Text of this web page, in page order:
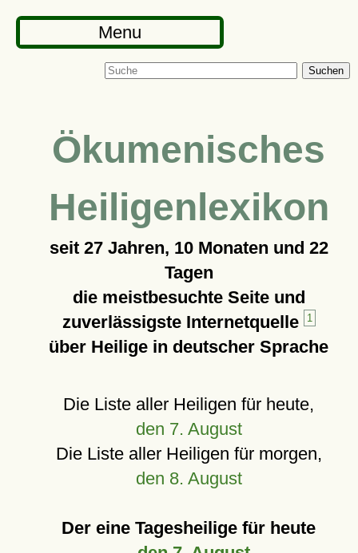
Menu
Suchen
Ökumenisches
Heiligenlexikon
seit 27 Jahren, 10 Monaten und 22
Tagen
die meistbesuchte Seite und
zuverlässigste Internetquelle
1
über Heilige in deutscher Sprache
Die Liste aller Heiligen für heute,
den 7. August
Die Liste aller Heiligen für morgen,
den 8. August
Der eine Tagesheilige für heute